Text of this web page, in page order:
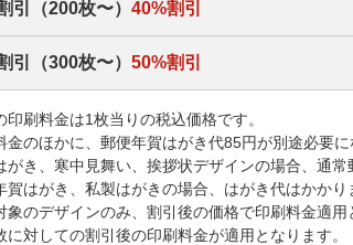
引（200枚〜） 40%割引
引（300枚〜） 50%割引
刷料金は1枚当りの税込価格です。
のほかに、郵便年賀はがき代85円が別途必要に
き、寒中見舞い、挨拶状デザインの場合、通常
はがき、私製はがきの場合、はがき代はかかり
のデザインのみ、割引後の価格で印刷料金適
に対しての割引後の印刷料金が適用となります。